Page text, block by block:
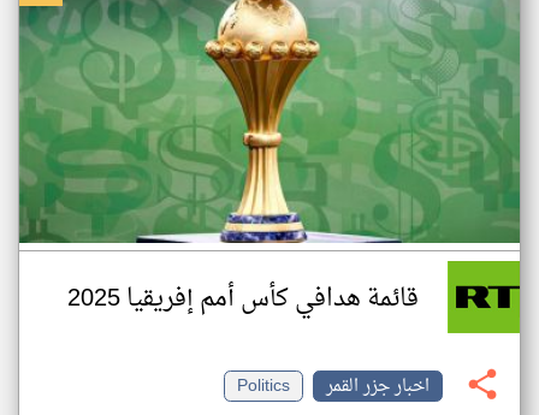
قائمة هدافي كأس أمم إفريقيا 2025
اخبار جزر القمر
Politics